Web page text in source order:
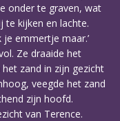
onder te graven, wat
te kijken en lachte.
je emmertje maar.’
Ze draaide het
zand in zijn gezicht
veegde het zand
zijn hoofd.
van Terence.